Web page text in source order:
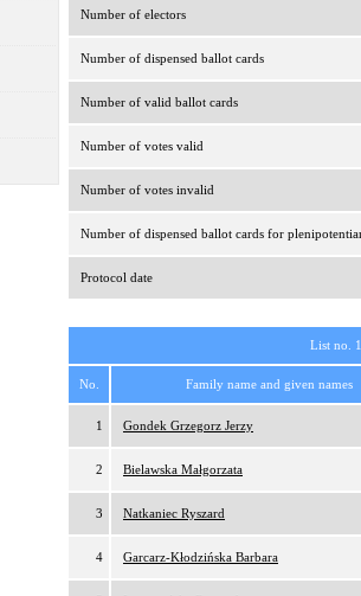
Number of electors
Number of dispensed ballot cards
Number of valid ballot cards
Number of votes valid
Number of votes invalid
Number of dispensed ballot cards for
Protocol date
List no.
No. Family name and given names
1 Gondek Grzegorz Jerzy
2 Bielawska Małgorzata
3 Natkaniec Ryszard
4 Garcarz-Kłodzińska Barbara